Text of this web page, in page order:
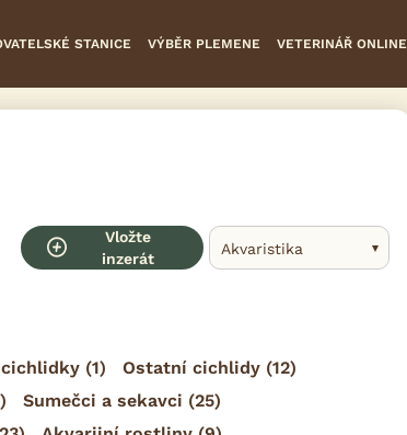
STANICE VÝBĚR PLEMENE VETERINÁŘ ONLINE
Vložte
inzerát
Akvaristika
(1) Ostatní cichlidy (12)
Sumečci a sekavci (25)